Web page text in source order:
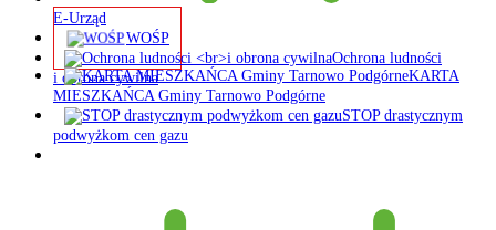
E-Urząd
WOŚP
Ochrona ludności
i obrona cywilna
KARTA
MIESZKAŃCA Gminy Tarnowo Podgórne
STOP drastycznym
podwyżkom cen gazu